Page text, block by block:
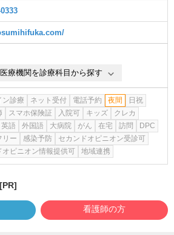
療機関を診療科目から探す
ン診療 ネット受付 電話予約 夜間
日祝
スマホ保険証 入院可 キッズ
クレカ
英語 外国語 大病院 がん 在宅 訪問
DPC
リー
感染予防
セカンドオピニオン受診可
オピニオン情報提供可
地域連携
[PR]
看護師の方